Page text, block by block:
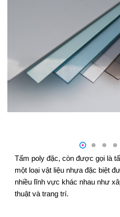
Tấm poly đặc, còn được gọi là
một loại vật liệu nhựa đặc biệt
nhiều lĩnh vực khác nhau như
thuật và trang trí.